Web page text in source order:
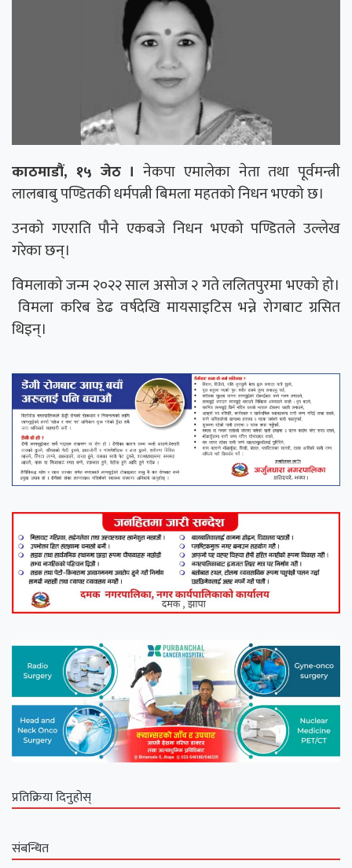
काठमाडौं, १५ जेठ । नेकपा एमालेका नेता तथा पूर्वमन्त्री
लालबाबु पण्डितकी धर्मपत्नी बिमला महतको निधन भएको छ।
उनको गएराति पौने एकबजे निधन भएको पण्डितले उल्लेख
गरेका छन्।
विमलाको जन्म २०२२ साल असोज २ गते ललितपुरमा भएको हो।
विमला करिब डेढ वर्षदेखि मायसाइटिस भन्ने रोगबाट ग्रसित
थिइन्।
प्रतिक्रिया दिनुहोस्
संबन्धित